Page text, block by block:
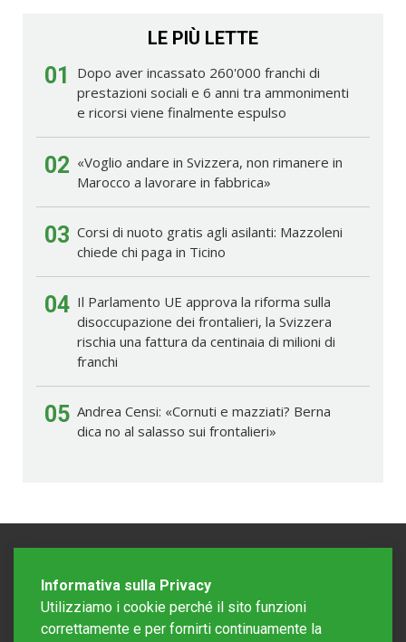
LE PIÙ LETTE
01
Dopo aver incassato 260'000 franchi di
prestazioni sociali e 6 anni tra ammonimenti
e ricorsi viene finalmente espulso
02 «Voglio andare in Svizzera, non rimanere in
Marocco a lavorare in fabbrica»
03 Corsi di nuoto gratis agli asilanti: Mazzoleni
chiede chi paga in Ticino
04 Il Parlamento UE approva la riforma sulla
disoccupazione dei frontalieri, la Svizzera
rischia una fattura da centinaia di milioni di
franchi
05 Andrea Censi: «Cornuti e mazziati? Berna
dica no al salasso sui frontalieri»
Informativa sulla Privacy
Utilizziamo i cookie perché il sito funzioni
correttamente e per fornirti continuamente la